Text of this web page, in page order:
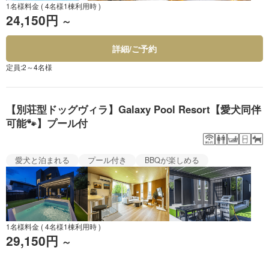
1名様料金 ( 4名様1棟利用時 )
24,150円 ～
詳細/ご予約
定員:2～4名様
【別荘型ドッグヴィラ】Galaxy Pool Resort【愛犬同伴
可能🐾】プール付
愛犬と泊まれる プール付き BBQが楽しめる
1名様料金 ( 4名様1棟利用時 )
29,150円 ～